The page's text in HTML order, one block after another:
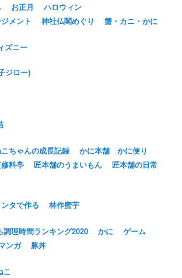
お正月
ハロウィン
メント
神社仏閣めぐり
蟹・カニ・かに
ズニー
ジロー)
こちゃんの成長記録
かに本舗 かに便り
料亭
匠本舗のうまいもん
匠本舗の日常
タで作る
林作蜜芋
調理時間ランキング2020 かに
ゲーム
ンガ
豚丼
こ